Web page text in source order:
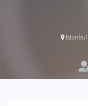
İstanbul